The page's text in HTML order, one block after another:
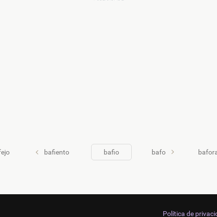
bafiento bafio bafo
Política de